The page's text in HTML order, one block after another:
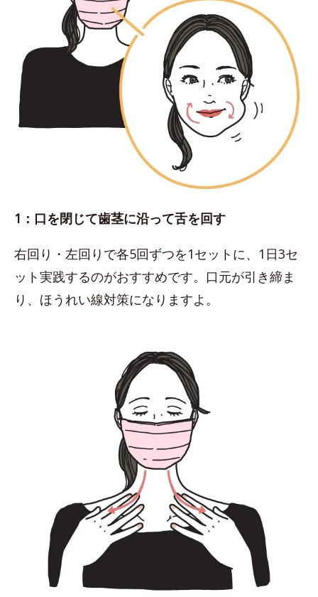
1：口を閉じて歯茎に沿って舌を回す
右回り・左回りで各5回ずつを1セットに、1日3セ
ット実践するのがおすすめです。口元が引き締ま
り、ほうれい線対策になりますよ。